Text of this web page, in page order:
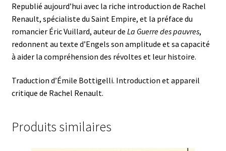
Republié aujourd’hui avec la riche introduction de Rachel
Renault, spécialiste du Saint Empire, et la préface du
romancier Éric Vuillard, auteur de La Guerre des pauvres,
redonnent au texte d’Engels son amplitude et sa capacité
à aider la compréhension des révoltes et leur histoire.
Traduction d’Émile Bottigelli. Introduction et appareil
critique de Rachel Renault.
Produits similaires